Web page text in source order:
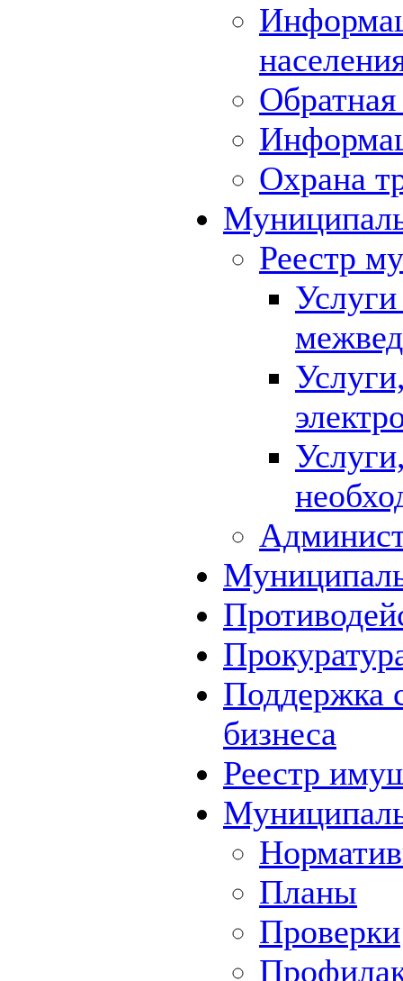
Обратная
Охрана
Реестр
Поддержка
бизнеса
Реестр
Планы
Проверки